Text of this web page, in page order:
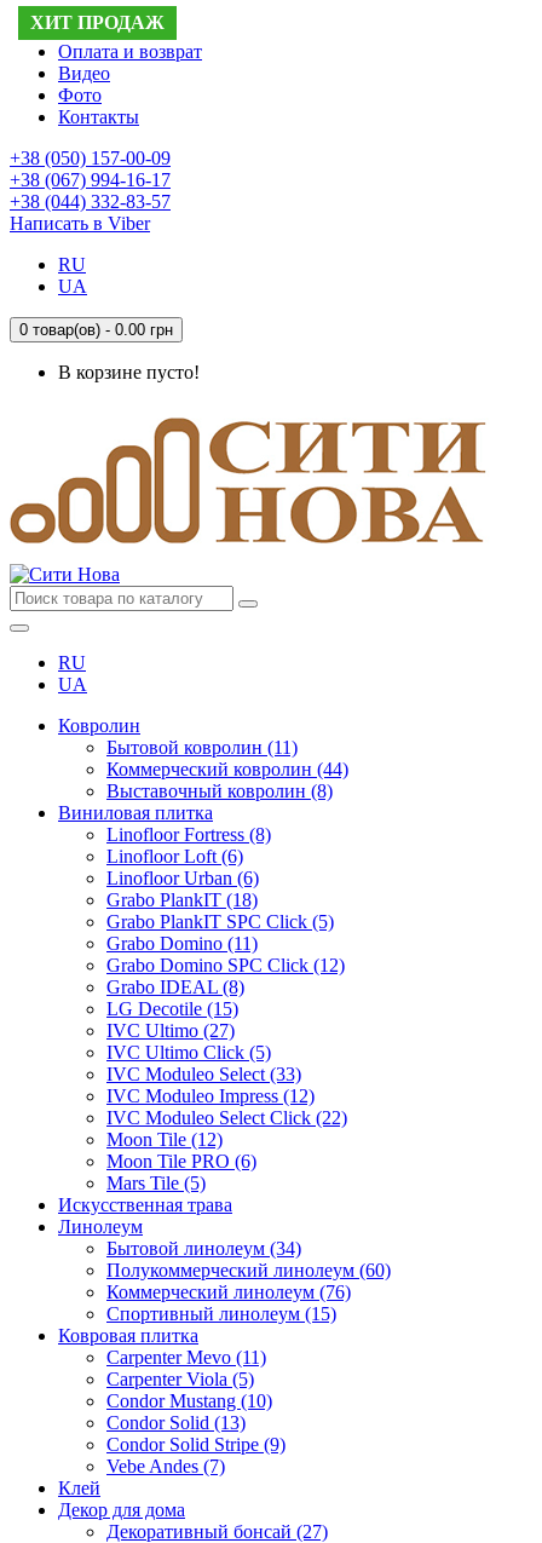
Доставка
Оплата и возврат
Видео
Фото
Контакты
+38 (050) 157-00-09
+38 (067) 994-16-17
+38 (044) 332-83-57
Написать в Viber
RU
UA
0 товар(ов) - 0.00 грн
В корзине пусто!
RU
UA
Ковролин
Бытовой ковролин (11)
Коммерческий ковролин (44)
Выставочный ковролин (8)
Виниловая плитка
Linofloor Fortress (8)
Linofloor Loft (6)
Linofloor Urban (6)
Grabo PlankIT (18)
Grabo PlankIT SPC Click (5)
Grabo Domino (11)
Grabo Domino SPC Click (12)
Grabo IDEAL (8)
LG Decotile (15)
IVC Ultimo (27)
IVC Ultimo Click (5)
IVC Moduleo Select (33)
IVC Moduleo Impress (12)
IVC Moduleo Select Click (22)
Moon Tile (12)
Moon Tile PRO (6)
Mars Tile (5)
Искусcтвенная трава
Линолеум
Бытовой линолеум (34)
Полукоммерческий линолеум (60)
Коммерческий линолеум (76)
Спортивный линолеум (15)
Ковровая плитка
Carpenter Mevo (11)
Carpenter Viola (5)
Condor Mustang (10)
Condor Solid (13)
Condor Solid Stripe (9)
Vebe Andes (7)
Клей
Декор для дома
Декоративный бонсай (27)
ХИТ ПРОДАЖ